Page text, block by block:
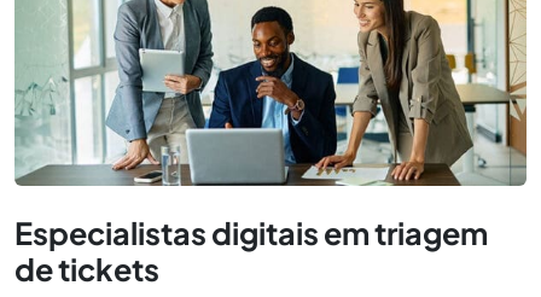
Especialistas digitais em triagem
de tickets